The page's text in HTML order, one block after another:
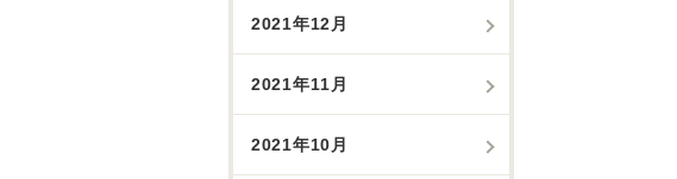
2021年12月
2021年11月
2021年10月